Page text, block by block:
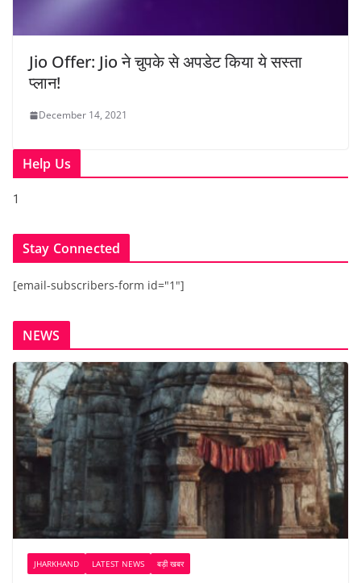
Jio Offer: Jio ने चुपके से अपडेट किया ये सस्ता
प्लान!
December 14, 2021
Help Us
1
Stay Connected
[email-subscribers-form id="1"]
NEWS
JHARKHAND LATEST NEWS बड़ी खबर